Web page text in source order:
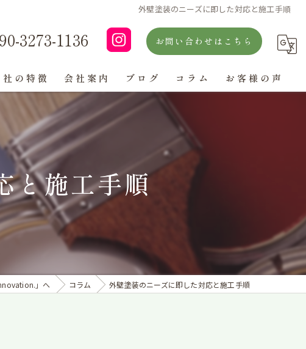
外壁塗装のニーズに即した対応と施工手順
3273-1136 お問い合わせはこちら
社の特徴
建て
ンション
水工事
ーキング
会社案内
よくある質問
ブログ コラム お客様の声
と施工手順
」へ コラム 外壁塗装のニーズに即した対応と施工手順